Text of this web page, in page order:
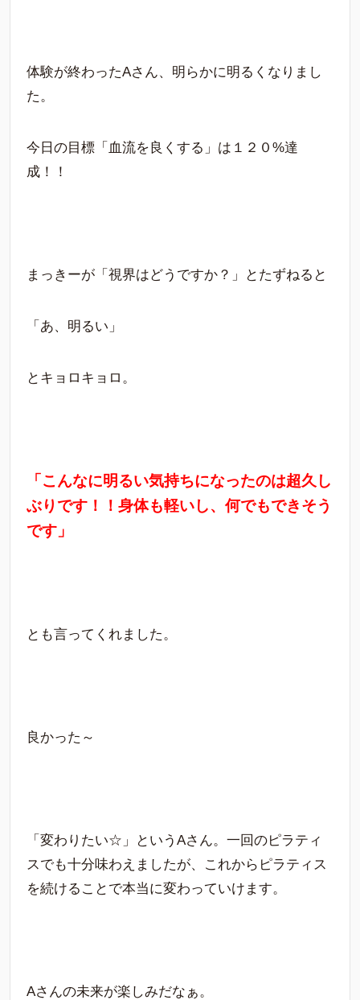
体験が終わったAさん、明らかに明るくなりまし
た。
今日の目標「血流を良くする」は１２０%達
成！！
まっきーが「視界はどうですか？」とたずねると
「あ、明るい」
とキョロキョロ。
「こんなに明るい気持ちになったのは超久し
ぶりです！！身体も軽いし、何でもできそう
です」
とも言ってくれました。
良かった～
「変わりたい☆」というAさん。一回のピラティ
スでも十分味わえましたが、これからピラティス
を続けることで本当に変わっていけます。
Aさんの未来が楽しみだなぁ。